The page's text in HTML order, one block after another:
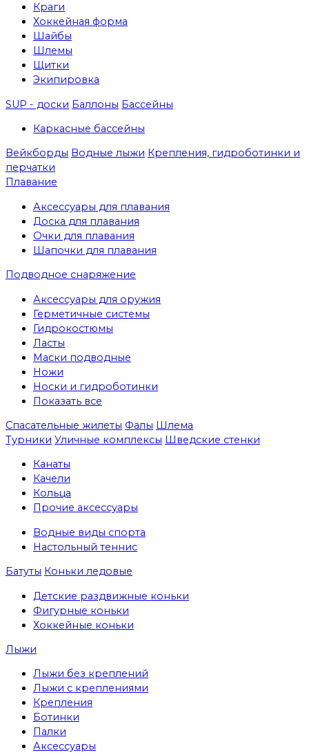
Краги
Хоккейная форма
Шайбы
Шлемы
Щитки
Экипировка
SUP - доски Баллоны Бассейны
Каркасные бассейны
Вейкборды Водные лыжи Крепления, гидроботинки и
перчатки
Плавание
Аксессуары для плавания
Доска для плавания
Очки для плавания
Шапочки для плавания
Подводное снаряжение
Аксессуары для оружия
Герметичные системы
Гидрокостюмы
Ласты
Маски подводные
Ножи
Носки и гидроботинки
Показать все
Спасательные жилеты Фалы Шлема
Турники Уличные комплексы Шведские стенки
Канаты
Качели
Кольца
Прочие аксессуары
Водные виды спорта
Настольный теннис
Батуты Коньки ледовые
Детские раздвижные коньки
Фигурные коньки
Хоккейные коньки
Лыжи
Лыжи без креплений
Лыжи с креплениями
Крепления
Ботинки
Палки
Аксессуары